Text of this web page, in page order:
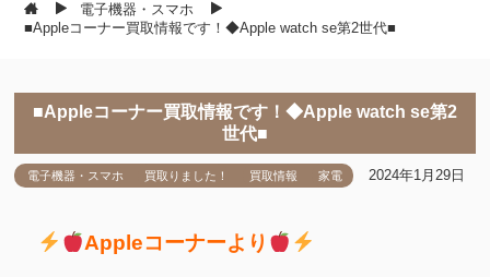
電子機器・スマホ
■Appleコーナー買取情報です！◆Apple watch se第2世代■
■Appleコーナー買取情報です！◆Apple watch se第2
世代■
電子機器・スマホ 買取りました！ 買取情報 家電 2024年1月29日
Appleコーナーより